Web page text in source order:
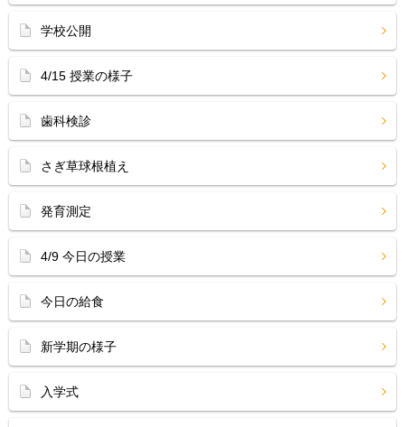
学校公開
4/15 授業の様子
歯科検診
さぎ草球根植え
発育測定
4/9 今日の授業
今日の給食
新学期の様子
入学式